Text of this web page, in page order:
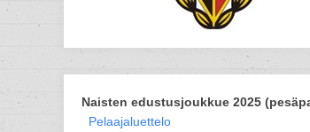
Naisten edustusjoukkue 2025
Pelaajaluettelo